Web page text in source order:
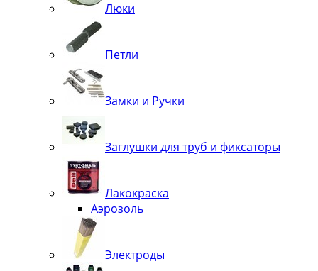
Люки
Петли
Замки и Ручки
Заглушки для труб и фиксаторы
Лакокраска
Аэрозоль
Электроды